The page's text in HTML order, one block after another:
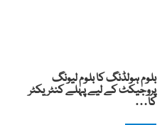
بلوم ہولڈنگ کا بلوم لیونگ
پروجیکٹ کے لیے پہلے کنٹریکٹر
کا…